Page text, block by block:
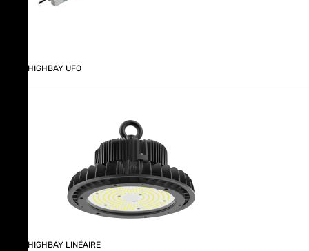
HIGHBAY UFO
HIGHBAY LINÉAIRE